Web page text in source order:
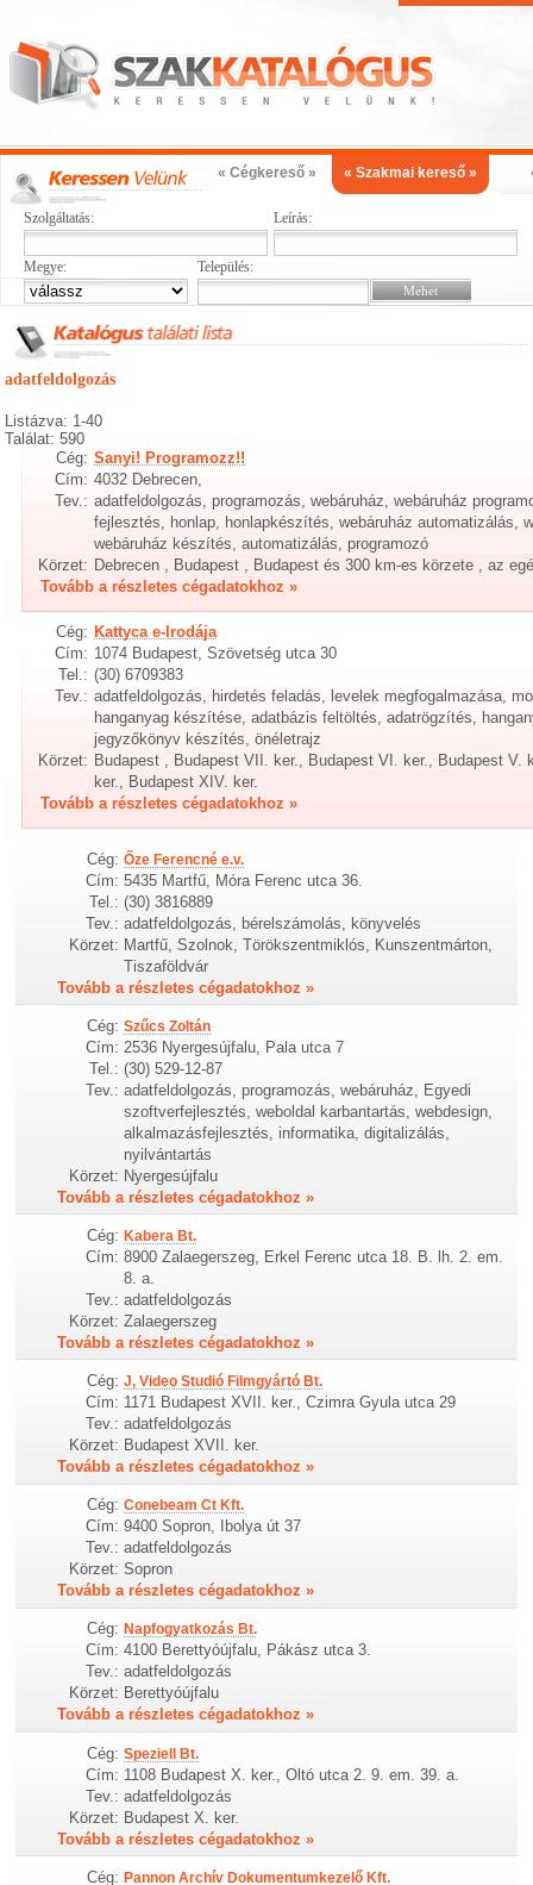
« Cégkereső » « Szakmai kereső »
Szolgáltatás: Leírás:
Megye: Település:
adatfeldolgozás
Listázva: 1-40
Találat: 590
Cég: Sanyi! Programozz!!
Cím: 4032 Debrecen,
Tev.: adatfeldolgozás, programozás, webáruház, webáruház
fejlesztés, honlap, honlapkészítés, webáruház automatizálás,
webáruház készítés, automatizálás, programozó
Körzet: Debrecen , Budapest , Budapest és 300 km-es körzete , az
Tovább a részletes cégadatokhoz »
Cég: Kattyca e-Irodája
Cím: 1074 Budapest, Szövetség utca 30
Tel.: (30) 6709383
Tev.: adatfeldolgozás, hirdetés feladás, levelek megfogalmazása,
hanganyag készítése, adatbázis feltöltés, adatrögzítés,
jegyzőkönyv készítés, önéletrajz
Körzet: Budapest , Budapest VII. ker., Budapest VI. ker., Budapest V.
ker., Budapest XIV. ker.
Tovább a részletes cégadatokhoz »
Cég: Őze Ferencné e.v.
Cím: 5435 Martfű, Móra Ferenc utca 36.
Tel.: (30) 3816889
Tev.: adatfeldolgozás, bérelszámolás, könyvelés
Körzet: Martfű, Szolnok, Törökszentmiklós, Kunszentmárton,
Tiszaföldvár
Tovább a részletes cégadatokhoz »
Cég: Szűcs Zoltán
Cím: 2536 Nyergesújfalu, Pala utca 7
Tel.: (30) 529-12-87
Tev.: adatfeldolgozás, programozás, webáruház, Egyedi
szoftverfejlesztés, weboldal karbantartás, webdesign,
alkalmazásfejlesztés, informatika, digitalizálás,
nyilvántartás
Körzet: Nyergesújfalu
Tovább a részletes cégadatokhoz »
Cég: Kabera Bt.
Cím: 8900 Zalaegerszeg, Erkel Ferenc utca 18. B. lh. 2. em.
8. a.
Tev.: adatfeldolgozás
Körzet: Zalaegerszeg
Tovább a részletes cégadatokhoz »
Cég: J, Video Studió Filmgyártó Bt.
Cím: 1171 Budapest XVII. ker., Czimra Gyula utca 29
Tev.: adatfeldolgozás
Körzet: Budapest XVII. ker.
Tovább a részletes cégadatokhoz »
Cég: Conebeam Ct Kft.
Cím: 9400 Sopron, Ibolya út 37
Tev.: adatfeldolgozás
Körzet: Sopron
Tovább a részletes cégadatokhoz »
Cég: Napfogyatkozás Bt.
Cím: 4100 Berettyóújfalu, Pákász utca 3.
Tev.: adatfeldolgozás
Körzet: Berettyóújfalu
Tovább a részletes cégadatokhoz »
Cég: Speziell Bt.
Cím: 1108 Budapest X. ker., Oltó utca 2. 9. em. 39. a.
Tev.: adatfeldolgozás
Körzet: Budapest X. ker.
Tovább a részletes cégadatokhoz »
Cég: Pannon Archív Dokumentumkezelő Kft.